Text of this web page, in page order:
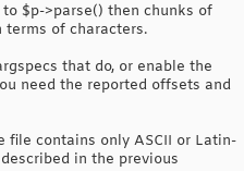
$p->parse() then chunks of
of characters.
that do, or enable the
need the reported offsets and
contains only ASCII or Latin-
in the previous